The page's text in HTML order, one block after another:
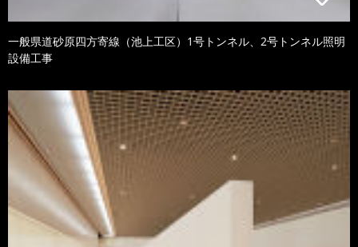
一般県道砂原四方寄線（池上工区）1号トンネル、2号トンネル照明
設備工事